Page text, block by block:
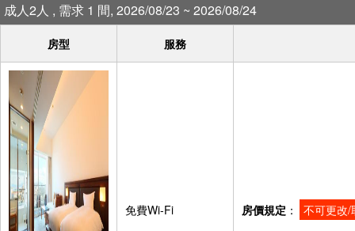
成人2人 , 需求 1 間, 2026/08/23 ~ 2026/08/24
房型 服務
免費Wi-Fi 房價規定 ： 不可更改/